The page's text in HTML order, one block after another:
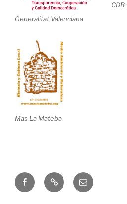
Generalitat Valenciana
CDR
Mas La Mateba
Correo
electrónico